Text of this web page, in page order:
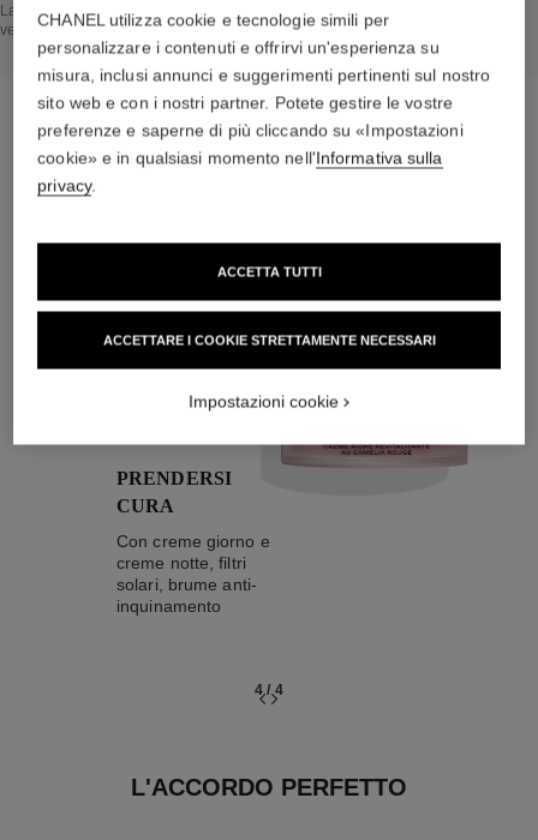
Tornare al video↩
La sezione NEL CUORE DEL PRODOTTO si basa su informazioni raccolte e
verificate a dicembre 2022.
04
PRENDERSI
CURA
Con creme giorno e
creme notte, filtri
solari, brume anti-
inquinamento
4/4
L'ACCORDO PERFETTO
CHANEL utilizza cookie e tecnologie simili per
personalizzare i contenuti e offrirvi un'esperienza su
misura, inclusi annunci e suggerimenti pertinenti sul nostro
sito web e con i nostri partner. Potete gestire le vostre
preferenze e saperne di più cliccando su «Impostazioni
cookie» e in qualsiasi momento nell'Informativa sulla
privacy.
ACCETTARE I COOKIE STRETTAMENTE NECESSARI
ACCETTA TUTTI
Impostazioni cookie